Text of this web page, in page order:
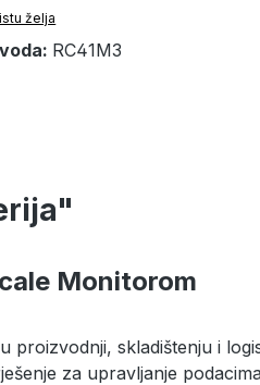
želja
RC41M3
Monitorom
proizvodnji, skladištenju i
za upravljanje